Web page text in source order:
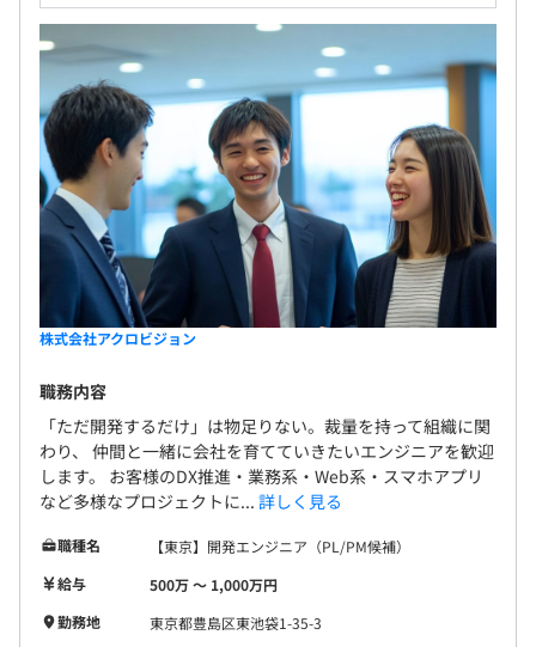
株式会社アクロビジョン
職務内容
「ただ開発するだけ」は物足りない。裁量を持って組織に関
わり、 仲間と一緒に会社を育てていきたいエンジニアを歓迎
します。 お客様のDX推進・業務系・Web系・スマホアプリ
など多様なプロジェクトに... 詳しく見る
職種名
【東京】開発エンジニア（PL/PM候補）
給与
500万 〜 1,000万円
勤務地
東京都豊島区東池袋1-35-3